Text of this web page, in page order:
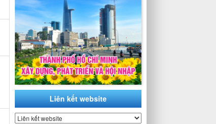
Liên kết website